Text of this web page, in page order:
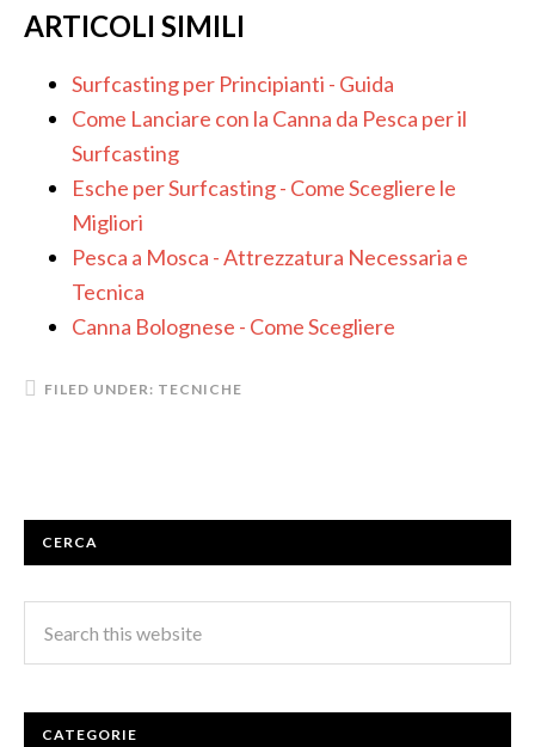
ARTICOLI SIMILI
Surfcasting per Principianti - Guida
Come Lanciare con la Canna da Pesca per il
Surfcasting
Esche per Surfcasting - Come Scegliere le
Migliori
Pesca a Mosca - Attrezzatura Necessaria e
Tecnica
Canna Bolognese - Come Scegliere
FILED UNDER: TECNICHE
CERCA
CATEGORIE